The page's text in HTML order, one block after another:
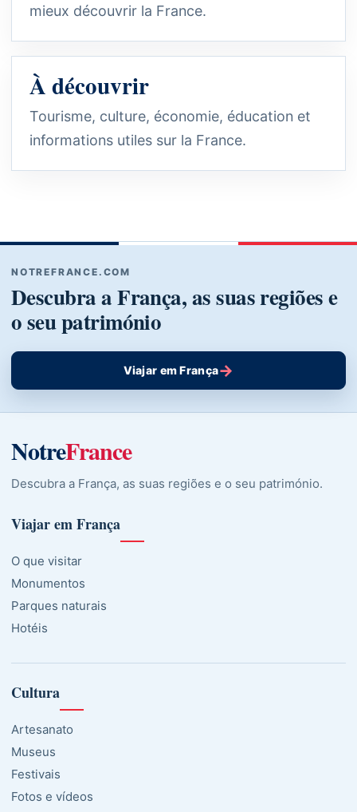
mieux découvrir la France.
À découvrir
Tourisme, culture, économie, éducation et
informations utiles sur la France.
NOTREFRANCE.COM
Descubra a França, as suas regiões e
o seu património
Viajar em França→
NotreFrance
Descubra a França, as suas regiões e o seu património.
Viajar em França
O que visitar
Monumentos
Parques naturais
Hotéis
Cultura
Artesanato
Museus
Festivais
Fotos e vídeos